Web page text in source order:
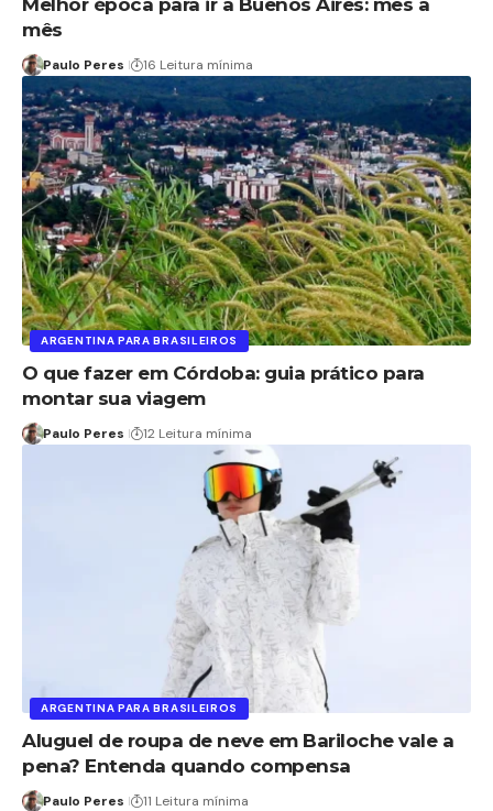
mês
Paulo Peres 16 Leitura mínima
ARGENTINA PARA BRASILEIROS
O que fazer em Córdoba: guia prático para
montar sua viagem
Paulo Peres 12 Leitura mínima
ARGENTINA PARA BRASILEIROS
Aluguel de roupa de neve em Bariloche vale a
pena? Entenda quando compensa
Paulo Peres 11 Leitura mínima